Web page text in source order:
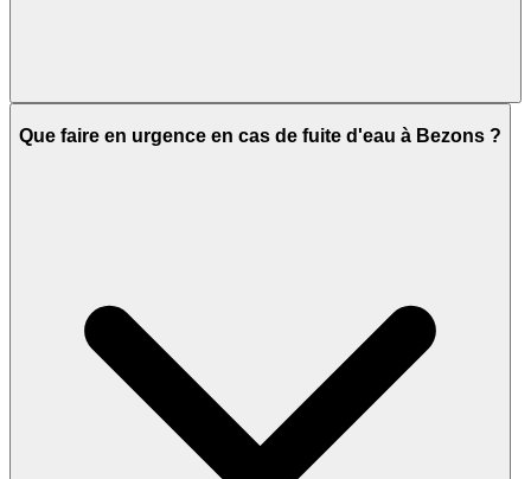
Que faire en urgence en cas de fuite d'eau à Bezons ?